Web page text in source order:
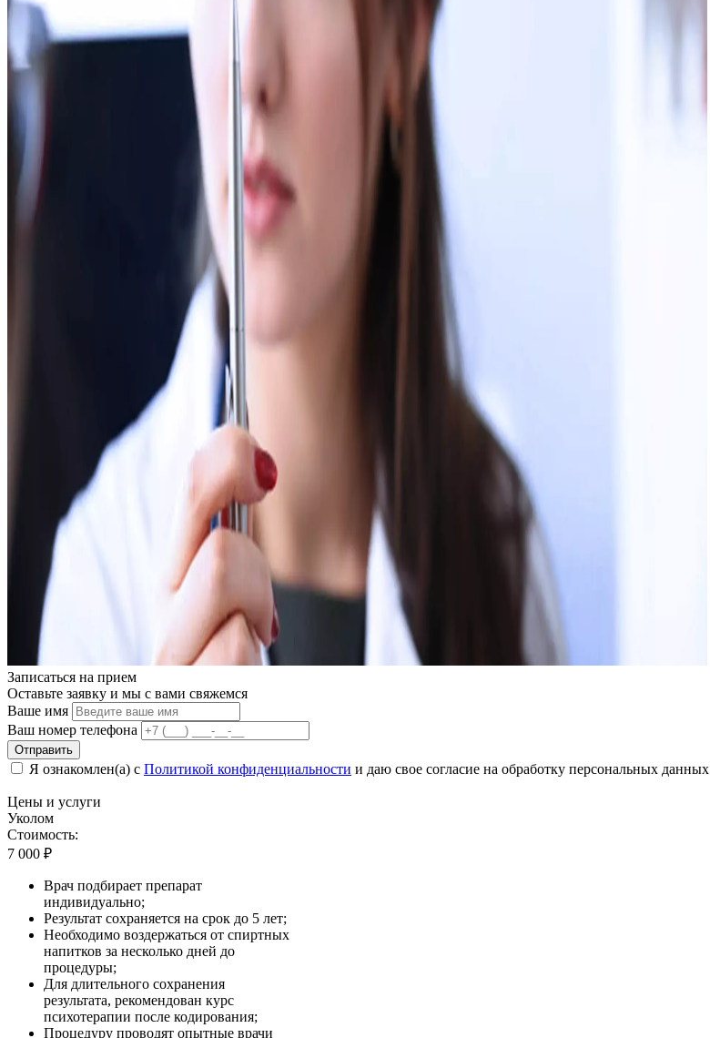
Записаться на прием
Оставьте заявку и мы с вами свяжемся
Ваше имя
Ваш номер телефона
Отправить
Я ознакомлен(а) с Политикой конфиденциальности и даю свое cогласие на обработку персональных данных
Цены и услуги
Уколом
Стоимость:
7 000 ₽
Врач подбирает препарат
индивидуально;
Результат сохраняется на срок до 5 лет;
Необходимо воздержаться от спиртных
напитков за несколько дней до
процедуры;
Для длительного сохранения
результата, рекомендован курс
психотерапии после кодирования;
Процедуру проводят опытные врачи